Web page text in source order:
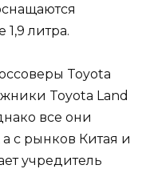
литра.
Toyota
Toyota Land
все они
с рынков Китая и
учредитель